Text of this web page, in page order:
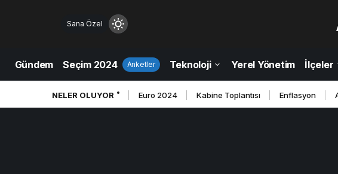
Sana Özel
Mod
Modu
Gündem Seçim 2024 Anketler Teknoloji Yerel Yönetim İlçeler
NELER OLUYOR Euro 2024 Kabine Toplantısı Enflasyon